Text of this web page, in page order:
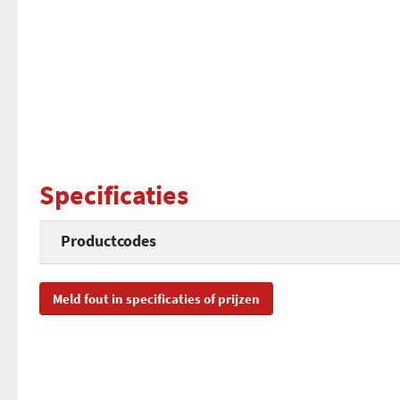
Specificaties
Productcodes
SKU
Meld fout in specificaties of prijzen